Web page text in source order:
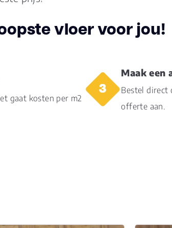
per pak
toplaag
0.55
groef Micro bevel 4V
vloer voor jou!
gaat kosten per m2
Maak een
Bestel direct
offerte aan.